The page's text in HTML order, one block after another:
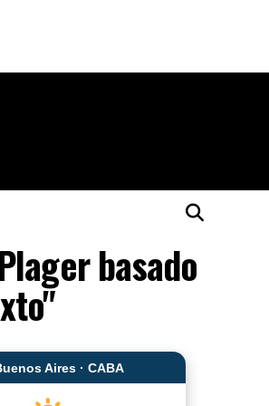
basado
Aires · CABA